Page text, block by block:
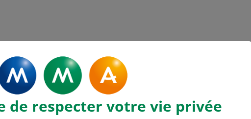
de respecter votre vie privée